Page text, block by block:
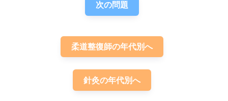
次の問題
柔道整復師の年代別へ
針灸の年代別へ